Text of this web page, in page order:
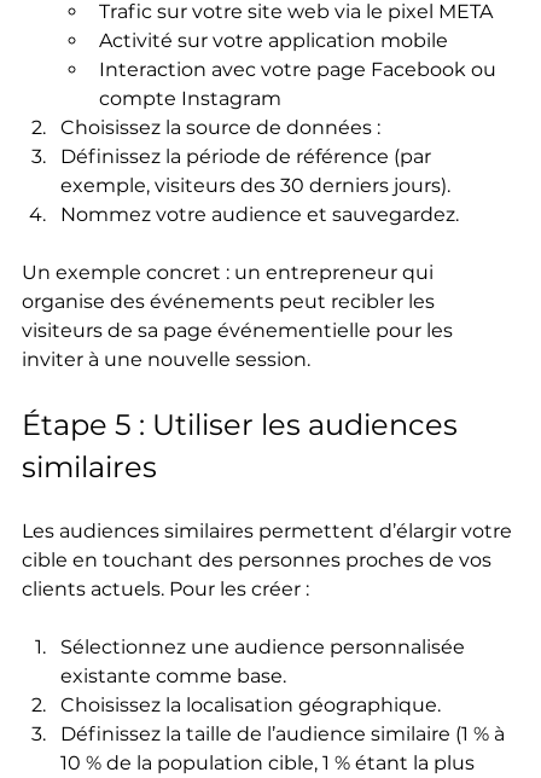
Trafic sur votre site web via le pixel META
Activité sur votre application mobile
Interaction avec votre page Facebook ou
compte Instagram
Choisissez la source de données :
Définissez la période de référence (par
exemple, visiteurs des 30 derniers jours).
Nommez votre audience et sauvegardez.
Un exemple concret : un entrepreneur qui
organise des événements peut recibler les
visiteurs de sa page événementielle pour les
inviter à une nouvelle session.
Étape 5 : Utiliser les audiences
similaires
Les audiences similaires permettent d’élargir votre
cible en touchant des personnes proches de vos
clients actuels. Pour les créer :
Sélectionnez une audience personnalisée
existante comme base.
Choisissez la localisation géographique.
Définissez la taille de l’audience similaire (1 % à
10 % de la population cible, 1 % étant la plus